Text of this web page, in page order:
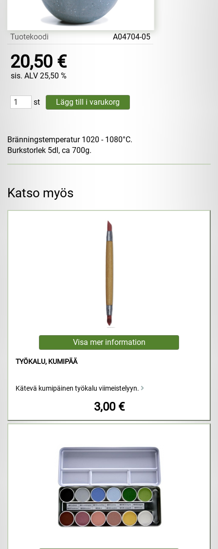
Tuotekoodi A04704-05
20,50 €
sis. ALV 25,50 %
st
Bränningstemperatur 1020 - 1080°C.
Burkstorlek 5dl, ca 700g.
Katso myös
TYÖKALU, KUMIPÄÄ
Kätevä kumipäinen työkalu viimeistelyyn.
3,00 €